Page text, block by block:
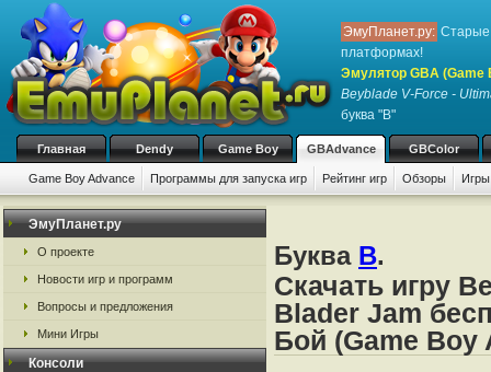
ЭмуПланет.ру: Старые
платформах!
Эмулятор GBA (Game
Beyblade V-Force -
буква "B"
Главная Dendy Game Boy GBAdvance GBColor
Game Boy Advance Программы для запуска игр Рейтинг игр Обзоры
ЭмуПланет.ру
О проекте
Новости игр и программ
Вопросы и предложения
Мини Игры
Консоли
Буква B.
Скачать игру
Blader Jam
Бой (Game Boy